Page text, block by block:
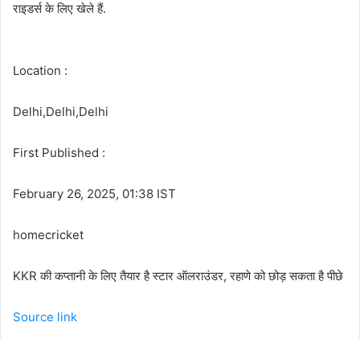
राइडर्स के लिए खेले हैं.
Location :
Delhi,Delhi,Delhi
First Published :
February 26, 2025, 01:38 IST
homecricket
KKR की कप्तानी के लिए तैयार है स्टार ऑलराउंडर, रहाणे को छोड़ सकता है पीछे
Source link